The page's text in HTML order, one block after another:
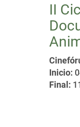
II
Inicio:
Final: